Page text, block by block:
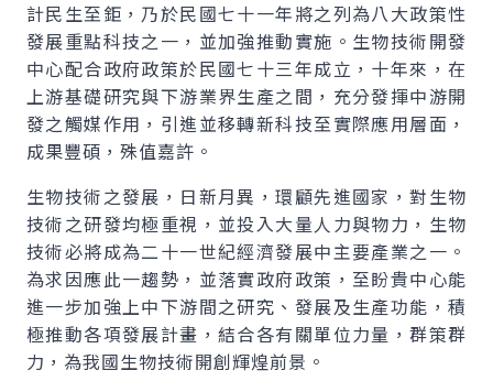
計民生至鉅，乃於民國七十一年將之列為八大政策性
發展重點科技之一，並加強推動實施。生物技術開發
中心配合政府政策於民國七十三年成立，十年來，在
上游基礎研究與下游業界生產之間，充分發揮中游開
發之觸媒作用，引進並移轉新科技至實際應用層面，
成果豐碩，殊值嘉許。
生物技術之發展，日新月異，環顧先進國家，對生物
技術之研發均極重視，並投入大量人力與物力，生物
技術必將成為二十一世紀經濟發展中主要產業之一。
為求因應此一趨勢，並落實政府政策，至盼貴中心能
進一步加強上中下游間之研究、發展及生產功能，積
極推動各項發展計畫，結合各有關單位力量，群策群
力，為我國生物技術開創輝煌前景。